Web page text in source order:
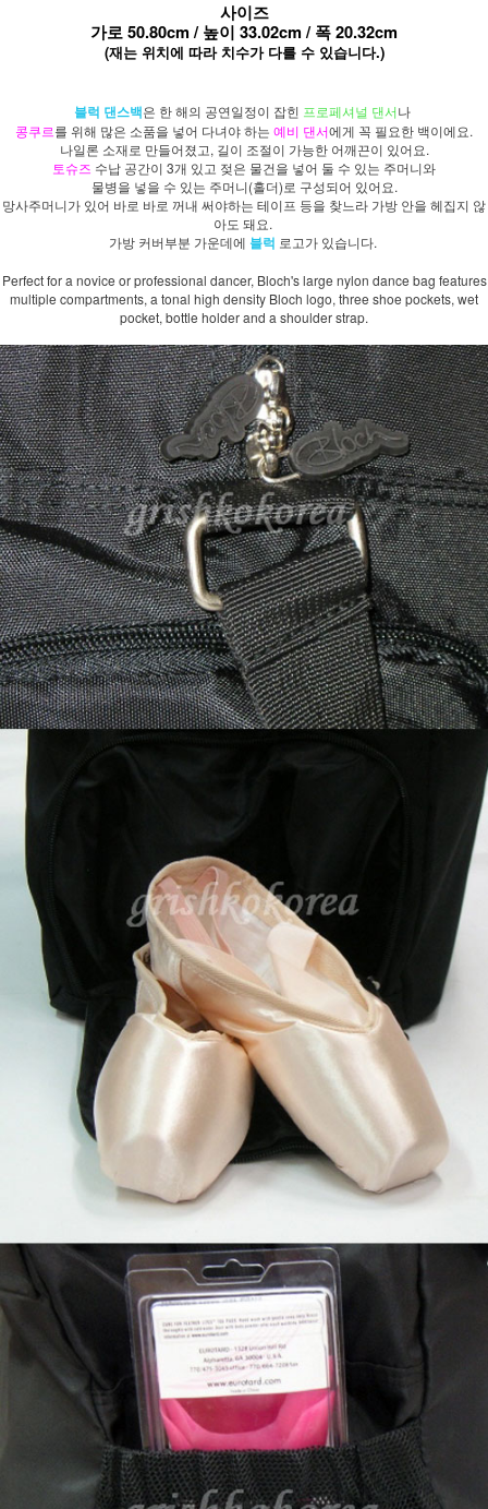
사이즈
가로 50.80cm / 높이 33.02cm / 폭 20.32cm
(재는 위치에 따라 치수가 다를 수 있습니다.)
블럭 댄스백은 한 해의 공연일정이 잡힌 프로페셔널 댄서나
콩쿠르를 위해 많은 소품을 넣어 다녀야 하는 예비 댄서에게 꼭 필요한 백이에요.
나일론 소재로 만들어졌고, 길이 조절이 가능한 어깨끈이 있어요.
토슈즈 수납 공간이 3개 있고 젖은 물건을 넣어 둘 수 있는 주머니와
물병을 넣을 수 있는 주머니(홀더)로 구성되어 있어요.
망사주머니가 있어 바로 바로 꺼내 써야하는 테이프 등을 찾느라 가방 안을 헤집지 않
아도 돼요.
가방 커버부분 가운데에 블럭 로고가 있습니다.
Perfect for a novice or professional dancer, Bloch's large nylon dance bag features
multiple compartments, a tonal high density Bloch logo, three shoe pockets, wet
pocket, bottle holder and a shoulder strap.